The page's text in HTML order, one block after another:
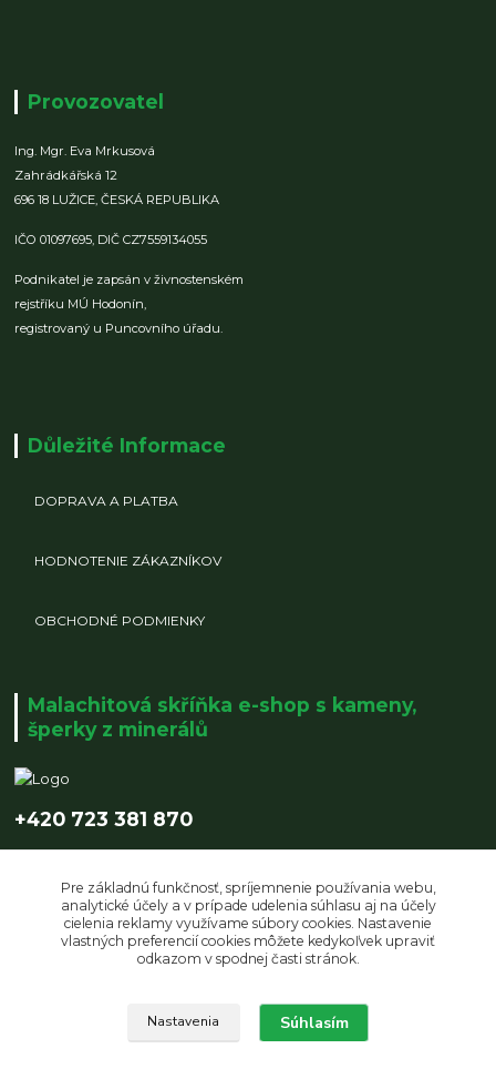
Provozovatel
Ing. Mgr. Eva Mrkusová
Zahrádkářská 12
696 18 LUŽICE,ČESKÁ REPUBLIKA
IČO 01097695, DIČ CZ7559134055
Podnikatel je zapsán v živnostenském
rejstříku MÚ Hodonín,
registrovaný u Puncovního úřadu.
Důležité Informace
DOPRAVA A PLATBA
HODNOTENIE ZÁKAZNÍKOV
OBCHODNÉ PODMIENKY
Malachitová skříňka e-shop s kameny,
šperky z minerálů
+420 723 381 870
Upravit sběr cookies.
Pre základnú funkčnosť, spríjemnenie používania webu,
analytické účely a v prípade udelenia súhlasu aj na účely
cielenia reklamy využívame súbory cookies. Nastavenie
vlastných preferencií cookies môžete kedykoľvek upraviť
odkazom v spodnej časti stránok.
Nastavenia Súhlasím